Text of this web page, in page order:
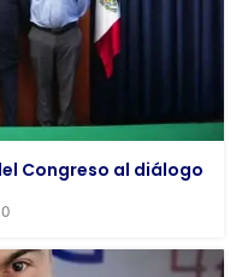
Congreso al diálogo
0